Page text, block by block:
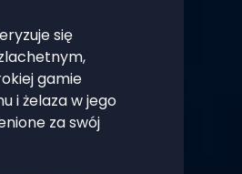
się
gamie
i żelaza w jego
za swój